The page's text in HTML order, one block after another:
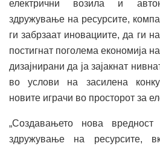
електрични возила и
здружување на ресурсите,
ги забрзаат иновациите, да ги
постигнат поголема економија
дизајнирани да ја зајакнат
во услови на засилена
новите играчи во просторот за
„Создавањето нова
здружување на ресурсите,